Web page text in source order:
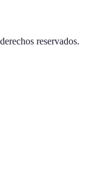
reservados.